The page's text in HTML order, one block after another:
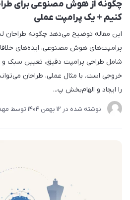
چگونه از هوش مصنوعی برای
کنیم + یک پرامپت عملی
این مقاله توضیح می‌دهد چگونه طراحان
پرامپت‌های هوش مصنوعی، ایده‌های
شامل طراحی پرامپت دقیق، تعیین سبک و
خروجی است. با مثال عملی، طراحان
را ایجاد و الهام‌بخش پ...
نوشته شده در 12 بهمن 1404 توسط